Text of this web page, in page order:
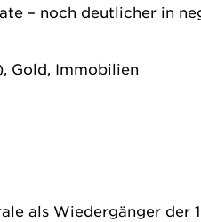
– noch deutlicher in
Gold, Immobilien
als Wiedergänger der